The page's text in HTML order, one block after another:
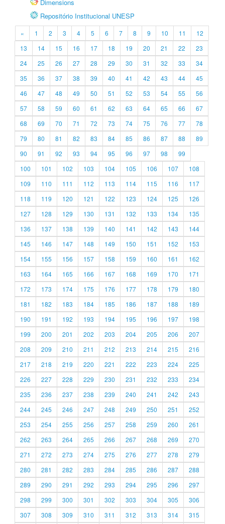
Dimensions
Repositório Institucional UNESP
« 1 2 3 4 5 6 7 8 9 10 11
12
13
14 15 16 17 18 19 20 21 22
23
24
25 26 27 28 29 30 31 32 33
34
35
36 37 38 39 40 41 42 43 44
45
46
47 48 49 50 51 52 53 54 55
56
57
58 59 60 61 62 63 64 65 66
67
68
69 70 71 72 73 74 75 76 77
78
79
80 81 82 83 84 85 86 87 88
89
90
91 92 93 94 95 96 97 98
99
100
101 102 103 104 105 106 107
108
109
110 111 112 113 114 115 116
117
118
119 120 121 122 123 124 125
126
127
128 129 130 131 132 133 134
135
136
137 138 139 140 141 142 143
144
145
146 147 148 149 150 151 152
153
154
155 156 157 158 159 160 161
162
163
164 165 166 167 168 169 170
171
172
173 174 175 176 177 178 179
180
181
182 183 184 185 186 187 188
189
190
191 192 193 194 195 196 197
198
199
200 201 202 203 204 205 206
207
208
209 210 211 212 213 214 215
216
217
218 219 220 221 222 223 224
225
226
227 228 229 230 231 232 233
234
235
236 237 238 239 240 241 242
243
244
245 246 247 248 249 250 251
252
253
254 255 256 257 258 259 260
261
262
263 264 265 266 267 268 269
270
271
272 273 274 275 276 277 278
279
280
281 282 283 284 285 286 287
288
289
290 291 292 293 294 295 296
297
298
299 300 301 302 303 304 305
306
307
308 309 310 311 312 313 314 315